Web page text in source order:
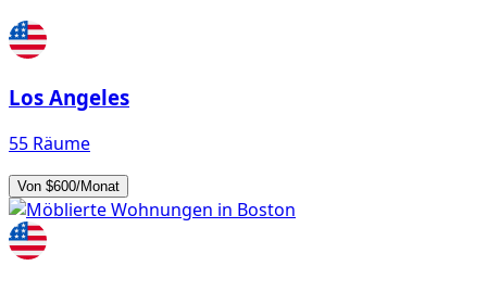
Los Angeles
55 Räume
Von $600/Monat